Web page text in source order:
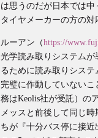
は思うのだが日本では
タイヤメーカーの方の
ルーアン（https://
光学読み取りシステム
るために読み取りシス
完璧に作動していない
務はKeolis社が受託）の
メッスと前後して同じ
ちが『十分バス停に接